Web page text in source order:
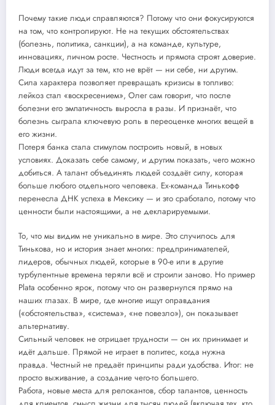
Почему такие люди справляются? Потому что они фокусируются
на том, что контролируют. Не на текущих обстоятельствах
(болезнь, политика, санкции), а на команде, культуре,
инновациях, личном росте. Честность и прямота строят доверие.
Люди всегда идут за тем, кто не врёт — ни себе, ни другим.
Сила характера позволяет превращать кризисы в топливо:
лейкоз стал «воскресением», Олег сам говорит, что после
болезни его эмпатичность выросла в разы. И признаёт, что
болезнь сыграла ключевую роль в переоценке многих вещей в
его жизни.
Потеря банка стала стимулом построить новый, в новых
условиях. Доказать себе самому, и другим показать, чего можно
добиться. А талант объединять людей создаёт силу, которая
больше любого отдельного человека. Ex-команда Тинькофф
перенесла ДНК успеха в Мексику — и это сработало, потому что
ценности были настоящими, а не декларируемыми.
То, что мы видим не уникально в мире. Это случилось для
Тинькова, но и история знает многих: предпринимателей,
лидеров, обычных людей, которые в 90-е или в другие
турбулентные времена теряли всё и строили заново. Но пример
Plata особенно ярок, потому что он развернулся прямо на
наших глазах. В мире, где многие ищут оправдания
(«обстоятельства», «система», «не повезло»), он показывает
альтернативу.
Сильный человек не отрицает трудности — он их принимает и
идёт дальше. Прямой не играет в политес, когда нужна
правда. Честный не предаёт принципы ради удобства. Итог: не
просто выживание, а создание чего-то большего.
Работа, новые места для релокантов, сбор талантов, ценность